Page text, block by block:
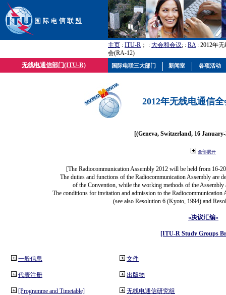
主页 : ITU-R ； : 大会和会议; : RA: 2012年
会(RA-12)
无线电通信部门(ITU-R)
2012年无线电通信
[(Geneva, Switzerland, 16
全部展开
[The Radiocommunication Assembly 2012 will be held from 16-
The duties and functions of the Radiocommunication Assembly are
of the Convention, while the working methods of the
The conditions for invitation and admission to the
(see also Resolution 6 (Kyoto, 1994) and
«决议汇编»
[ITU-R Study Groups
一般信息
代表注册
[Programme and Timetable]
文件
出版物
无线电通信研究组
国际电联三大部门 新闻室 各项活动